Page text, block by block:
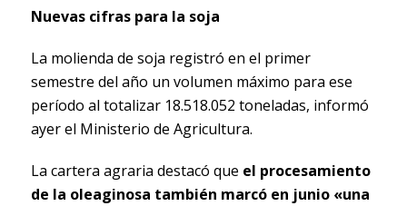
Nuevas cifras para la soja
La molienda de soja registró en el primer
semestre del año un volumen máximo para ese
período al totalizar 18.518.052 toneladas, informó
ayer el Ministerio de Agricultura.
La cartera agraria destacó que el procesamiento
de la oleaginosa también marcó en junio «una